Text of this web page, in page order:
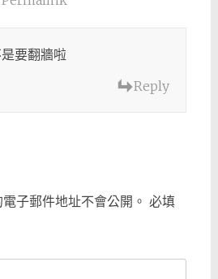
要翻牆啦
Reply
子郵件地址不會公開。 必填